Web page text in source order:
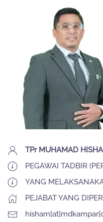
TPr MUHAMAD
PEGAWAI TADBIR
YANG
PEJABAT YANG